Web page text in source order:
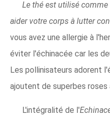
Le thé est utilisé
aider votre corps à lutter
vous avez une allergie à
éviter l'échinacée car les
Les pollinisateurs adorent
ajoutent de superbes roses
L'intégralité de l'